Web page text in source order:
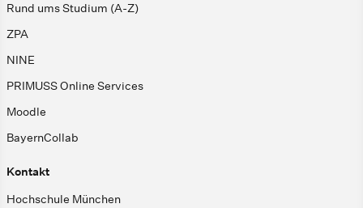
Rund ums Studium (A-Z)
ZPA
NINE
PRIMUSS Online Services
Moodle
BayernCollab
Kontakt
Hochschule München